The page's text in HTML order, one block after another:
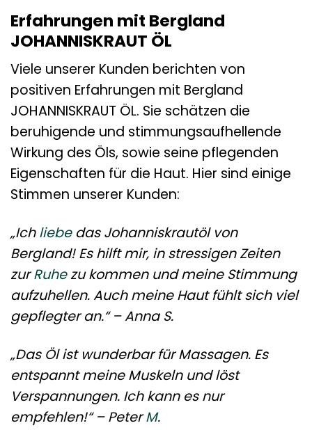
Erfahrungen mit Bergland
JOHANNISKRAUT ÖL
Viele unserer Kunden berichten von
positiven Erfahrungen mit Bergland
JOHANNISKRAUT ÖL. Sie schätzen die
beruhigende und stimmungsaufhellende
Wirkung des Öls, sowie seine pflegenden
Eigenschaften für die Haut. Hier sind einige
Stimmen unserer Kunden:
„Ichliebedas Johanniskrautöl von
Bergland! Es hilft mir, in stressigen Zeiten
zurRuhezu kommen und meine Stimmung
aufzuhellen. Auch meine Haut fühlt sich viel
gepflegter an.“ – Anna S.
„Das Öl ist wunderbar für Massagen. Es
entspannt meine Muskeln und löst
Verspannungen. Ich kann es nur
empfehlen!“ – PeterM.